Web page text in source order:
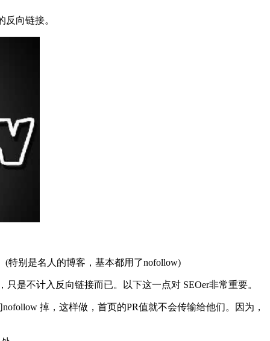
向链接。
别是名人的博客，基本都用了nofollow)
不计入反向链接而已。以下这一点对 SEOer非常重要。
掉，这样做，首页的PR值就不会传输给他们。因为，